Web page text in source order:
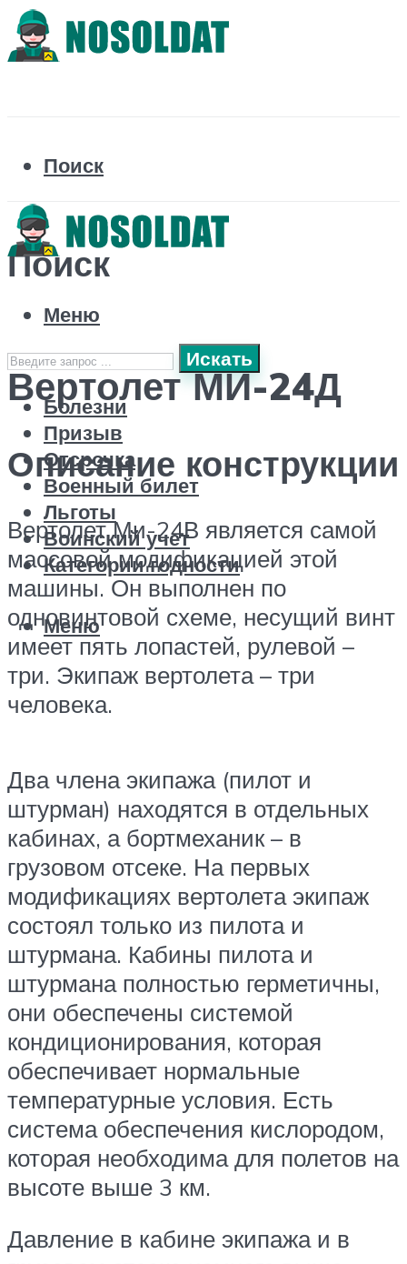
Поиск
Поиск
Искать
Болезни
Призыв
Отсрочка
Военный билет
Льготы
Воинский учет
Категории годности
Меню
Меню
Вертолет МИ-24Д
Описание конструкции
Вертолет Ми-24В является самой
массовой модификацией этой
машины. Он выполнен по
одновинтовой схеме, несущий винт
имеет пять лопастей, рулевой –
три. Экипаж вертолета – три
человека.
Два члена экипажа (пилот и
штурман) находятся в отдельных
кабинах, а бортмеханик – в
грузовом отсеке. На первых
модификациях вертолета экипаж
состоял только из пилота и
штурмана. Кабины пилота и
штурмана полностью герметичны,
они обеспечены системой
кондиционирования, которая
обеспечивает нормальные
температурные условия. Есть
система обеспечения кислородом,
которая необходима для полетов на
высоте выше 3 км.
Давление в кабине экипажа и в